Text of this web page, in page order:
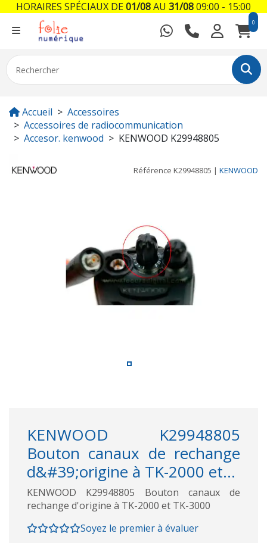
0
Accueil
Accessoires
Accessoires de radiocommunication
Accesor. kenwood
KENWOOD K29948805
Référence K29948805 | KENWOOD
KENWOOD K29948805
Bouton canaux de rechange
d&#39;origine à TK-2000 et...
KENWOOD K29948805 Bouton canaux de
rechange d'origine à TK-2000 et TK-3000
Soyez le premier à évaluer
HORAIRES SPÉCIAUX DE01/08AU 31/0809:00 - 15:00